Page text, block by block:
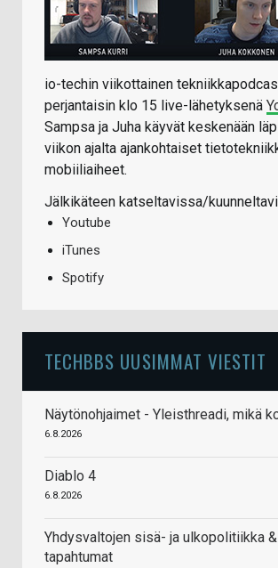
io-techin viikottainen
perjantaisin klo 15 live-lähetyksenä
Sampsa ja Juha käyvät keskenään
viikon ajalta ajankohtaiset
mobiiliaiheet.
Jälkikäteen katseltavissa/
Youtube
iTunes
Spotify
TECHBBS UUSIMMAT VIESTIT
Näytönohjaimet - Yleisthreadi, mikä
6.8.2026
Diablo 4
6.8.2026
Yhdysvaltojen sisä- ja ulkopolitiikka
tapahtumat